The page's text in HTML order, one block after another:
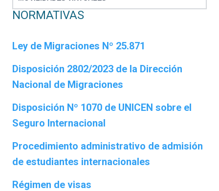
NORMATIVAS
Ley de Migraciones Nº 25.871
Disposición 2802/2023 de la Dirección
Nacional de Migraciones
Disposición Nº 1070 de UNICEN sobre el
Seguro Internacional
Procedimiento administrativo de admisión
de estudiantes internacionales
Régimen de visas